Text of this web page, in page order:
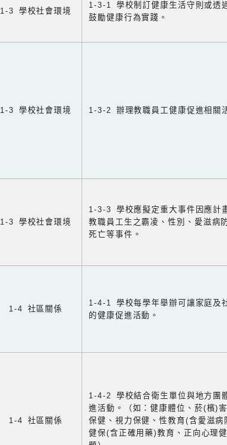
1-3 學校社會環境
1-3-1 學校制訂健康生活守則或透
鼓勵健康行為實踐。
1-3 學校社會環境 1-3-2 辦理教職員工健康促進相關
1-3 學校社會環境
1-3-3 學校應擬定重大事件因應計
教職員工生之霸凌、性別、愛滋病
死亡等事件。
1-4 社區關係
1-4-1 學校每學年舉辦可讓家庭及
的健康促進活動。
1-4 社區關係
1-4-2 學校結合衛生單位與地方團
進活動。（如：健康體位、菸(檳)
保健、視力保健、性教育(含愛滋病
健保(含正確用藥)教育、正向心理